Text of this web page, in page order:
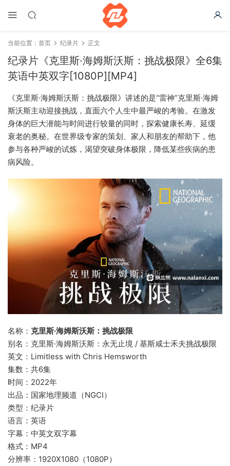
当前位置： 首页 纪录片 正文
纪录片《克里斯·海姆斯沃斯：挑战极限》全6集
英语中英双字[1080P][MP4]
《克里斯·海姆斯沃斯：挑战极限》讲述的是“雷神”克里斯·海姆
斯沃斯主动迎接挑战，直面六个人生中最严峻的考验。在激发
身体的巨大潜能与时间进行较量的同时，探索健康长寿、延缓
衰老的奥秘。在世界级专家的策划、家人和朋友的帮助下，他
参与各种严峻的试炼，渴望突破身体极限，降低某些疾病的患
病风险。
名称： 克里斯·海姆斯沃斯：挑战极限
别名：克里斯·海姆斯沃斯：永无止境 / 基斯咸士禾夫挑战极限
英文：Limitless with Chris Hemsworth
集数：共6集
时间：2022年
出品：国家地理频道（NGCI）
类型：纪录片
语言：英语
字幕：中英文双字幕
格式：MP4
分辨率：1920X1080（1080P）